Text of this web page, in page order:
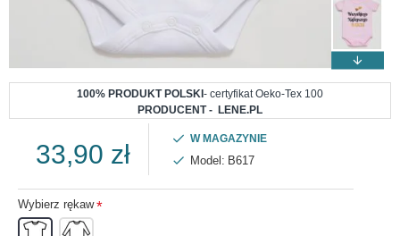
100% PRODUKT POLSKI - certyfikat Oeko-Tex 100
PRODUCENT - LENE.PL
33,90 zł
W MAGAZYNIE
Model: B617
Wybierz rękaw